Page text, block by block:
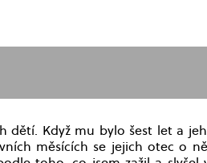
dětí. Když mu bylo šest let a
měsících se jejich otec o